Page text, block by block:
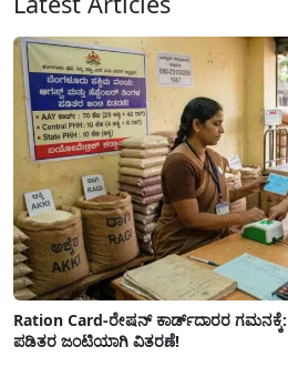
Ration Card-ರೇಷನ್ ಕಾರ್ಡ್‍ದಾರರ
ಪಡಿತರ ಜಂಟಿಯಾಗಿ ವಿತರಣೆ!